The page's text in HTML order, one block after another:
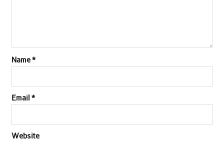
Name*
Email *
Website